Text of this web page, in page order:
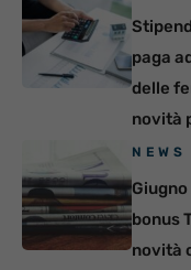
paga
delle
novità
NEWS
bonus
novità